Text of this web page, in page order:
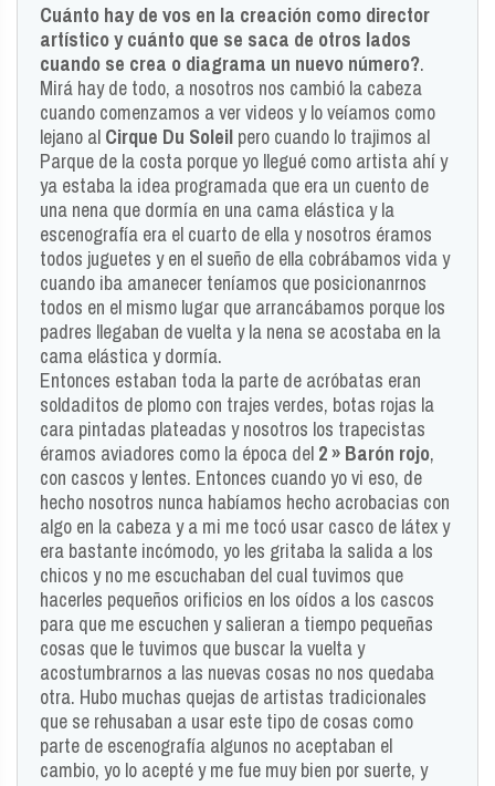
Cuánto hay de vos en la creación como director
artístico y cuánto que se saca de otros lados
cuando se crea o diagrama un nuevo número?.
Mirá hay de todo, a nosotros nos cambió la cabeza
cuando comenzamos a ver videos y lo veíamos como
lejano al Cirque Du Soleil pero cuando lo trajimos al
Parque de la costa porque yo llegué como artista ahí y
ya estaba la idea programada que era un cuento de
una nena que dormía en una cama elástica y la
escenografía era el cuarto de ella y nosotros éramos
todos juguetes y en el sueño de ella cobrábamos vida y
cuando iba amanecer teníamos que posicionanrnos
todos en el mismo lugar que arrancábamos porque los
padres llegaban de vuelta y la nena se acostaba en la
cama elástica y dormía.
Entonces estaban toda la parte de acróbatas eran
soldaditos de plomo con trajes verdes, botas rojas la
cara pintadas plateadas y nosotros los trapecistas
éramos aviadores como la época del 2 » Barón rojo,
con cascos y lentes. Entonces cuando yo vi eso, de
hecho nosotros nunca habíamos hecho acrobacias con
algo en la cabeza y a mi me tocó usar casco de látex y
era bastante incómodo, yo les gritaba la salida a los
chicos y no me escuchaban del cual tuvimos que
hacerles pequeños orificios en los oídos a los cascos
para que me escuchen y salieran a tiempo pequeñas
cosas que le tuvimos que buscar la vuelta y
acostumbrarnos a las nuevas cosas no nos quedaba
otra. Hubo muchas quejas de artistas tradicionales
que se rehusaban a usar este tipo de cosas como
parte de escenografía algunos no aceptaban el
cambio, yo lo acepté y me fue muy bien por suerte, y